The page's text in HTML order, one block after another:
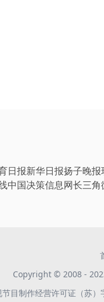
日报新华日报扬子晚报
中国决策信息网长三角
Copyright © 2008 -
节目制作经营许可证（苏）